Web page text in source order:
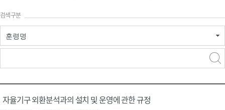
검색구분
훈령명
자율기구 외환분석과의 설치 및 운영에 관한 규정